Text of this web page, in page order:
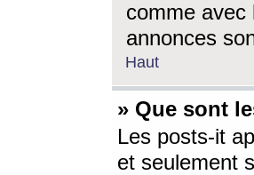
comme avec
annonces
Haut
» Que sont
Les posts-it
et seulement